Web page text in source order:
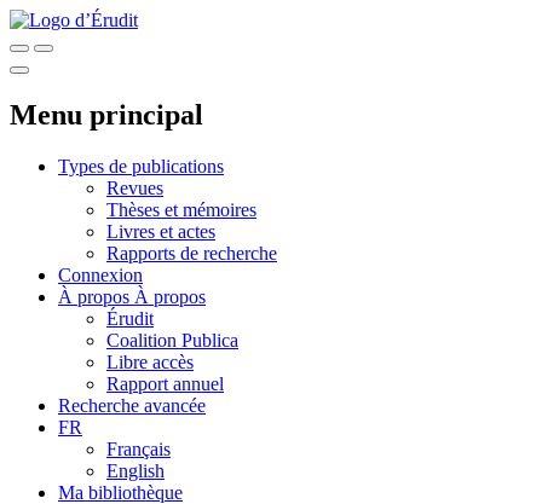
Menu principal
Types de publications
Revues
Thèses et mémoires
Livres et actes
Rapports de recherche
Connexion
À propos À propos
Érudit
Coalition Publica
Libre accès
Rapport annuel
Recherche avancée
FR
Français
English
Ma bibliothèque